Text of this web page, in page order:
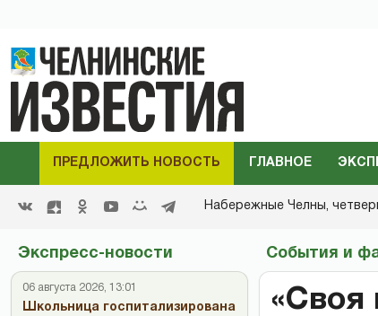
ПРЕДЛОЖИТЬ НОВОСТЬ ГЛАВНОЕ
Набережные Челны,
Экспресс-новости
06 августа 2026, 13:01
Школьница госпитализирована
События и
«Своя